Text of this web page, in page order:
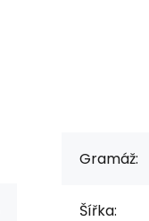
Gramáž:
Šířka: